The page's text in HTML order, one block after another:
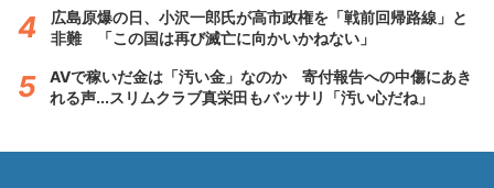
広島原爆の日、小沢一郎氏が高市政権を「戦前回帰路線」と
非難 「この国は再び滅亡に向かいかねない」
AVで稼いだ金は「汚い金」なのか 寄付報告への中傷にあき
れる声...スリムクラブ真栄田もバッサリ「汚い心だね」